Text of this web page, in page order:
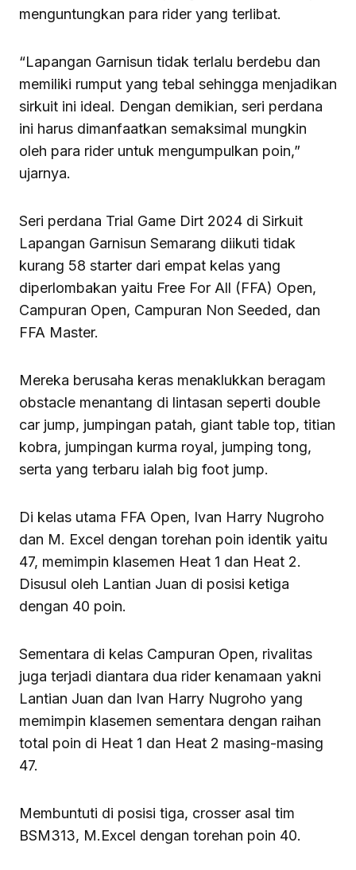
menguntungkan para rider yang terlibat.
“Lapangan Garnisun tidak terlalu berdebu dan
memiliki rumput yang tebal sehingga menjadikan
sirkuit ini ideal. Dengan demikian, seri perdana
ini harus dimanfaatkan semaksimal mungkin
oleh para rider untuk mengumpulkan poin,”
ujarnya.
Seri perdana Trial Game Dirt 2024 di Sirkuit
Lapangan Garnisun Semarang diikuti tidak
kurang 58 starter dari empat kelas yang
diperlombakan yaitu Free For All (FFA) Open,
Campuran Open, Campuran Non Seeded, dan
FFA Master.
Mereka berusaha keras menaklukkan beragam
obstacle menantang di lintasan seperti double
car jump, jumpingan patah, giant table top, titian
kobra, jumpingan kurma royal, jumping tong,
serta yang terbaru ialah big foot jump.
Di kelas utama FFA Open, Ivan Harry Nugroho
dan M. Excel dengan torehan poin identik yaitu
47, memimpin klasemen Heat 1 dan Heat 2.
Disusul oleh Lantian Juan di posisi ketiga
dengan 40 poin.
Sementara di kelas Campuran Open, rivalitas
juga terjadi diantara dua rider kenamaan yakni
Lantian Juan dan Ivan Harry Nugroho yang
memimpin klasemen sementara dengan raihan
total poin di Heat 1 dan Heat 2 masing-masing
47.
Membuntuti di posisi tiga, crosser asal tim
BSM313, M.Excel dengan torehan poin 40.